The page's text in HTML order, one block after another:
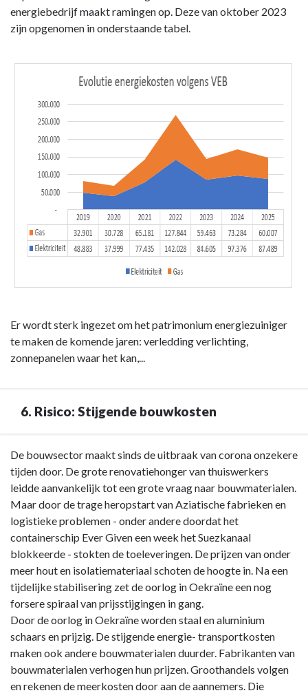
Wijzigingen
financiële
Stijgende
energieprijzen
energiebedrijf maakt ramingen op. Deze van oktober 2023
zijn opgenomen in onderstaande tabel.
Er wordt sterk ingezet om het patrimonium energiezuiniger
te maken de komende jaren: verledding verlichting,
zonnepanelen waar het kan,...
6. Risico: Stijgende bouwkosten
Terug
naar
navigatie
Wijzigingen
financiële
risico's
Risico:
Stijgende
bouwkosten
De bouwsector maakt sinds de uitbraak van corona onzekere
tijden door. De grote renovatiehonger van thuiswerkers
leidde aanvankelijk tot een grote vraag naar bouwmaterialen.
Maar door de trage heropstart van Aziatische fabrieken en
logistieke problemen - onder andere doordat het
containerschip Ever Given een week het Suezkanaal
blokkeerde - stokten de toeleveringen. De prijzen van onder
meer hout en isolatiemateriaal schoten de hoogte in. Na een
tijdelijke stabilisering zet de oorlog in Oekraïne een nog
forsere spiraal van prijsstijgingen in gang.
Door de oorlog in Oekraïne worden staal en aluminium
schaars en prijzig. De stijgende energie- transportkosten
maken ook andere bouwmaterialen duurder. Fabrikanten van
bouwmaterialen verhogen hun prijzen. Groothandels volgen
en rekenen de meerkosten door aan de aannemers. Die